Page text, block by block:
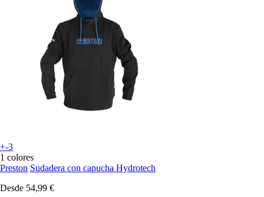
+-3
1 colores
Preston Sudadera con capucha Hydrotech
Desde 54,99 €